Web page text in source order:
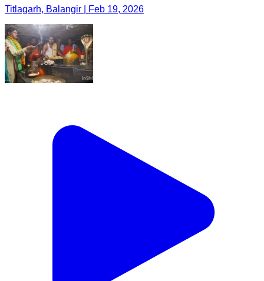
Titlagarh, Balangir | Feb 19, 2026